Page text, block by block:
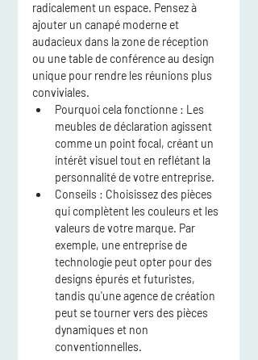
radicalement un espace. Pensez à
ajouter un canapé moderne et
audacieux dans la zone de réception
ou une table de conférence au design
unique pour rendre les réunions plus
conviviales.
Pourquoi cela fonctionne : Les
meubles de déclaration agissent
comme un point focal, créant un
intérêt visuel tout en reflétant la
personnalité de votre entreprise.
Conseils : Choisissez des pièces
qui complètent les couleurs et les
valeurs de votre marque. Par
exemple, une entreprise de
technologie peut opter pour des
designs épurés et futuristes,
tandis qu'une agence de création
peut se tourner vers des pièces
dynamiques et non
conventionnelles.